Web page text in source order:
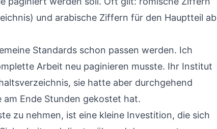
und arabische Ziffern für den Hauptteil ab
Standards schon passen werden. Ich
Arbeit neu paginieren musste. Ihr Institut
sie hatte aber durchgehend
am Ende Stunden gekostet hat.
zu nehmen, ist eine kleine Investition, die sich